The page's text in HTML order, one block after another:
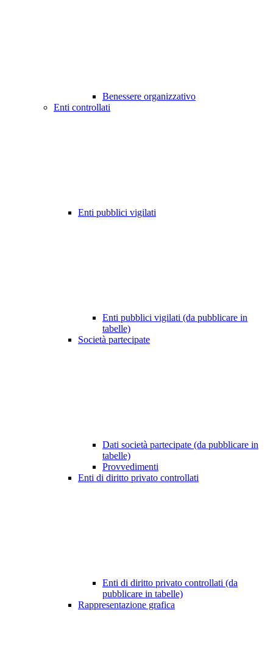
Benessere organizzativo
Enti controllati
Enti pubblici vigilati
Enti pubblici vigilati (da pubblicare in
tabelle)
Società partecipate
Dati società partecipate (da pubblicare in
tabelle)
Provvedimenti
Enti di diritto privato controllati
Enti di diritto privato controllati (da
pubblicare in tabelle)
Rappresentazione grafica